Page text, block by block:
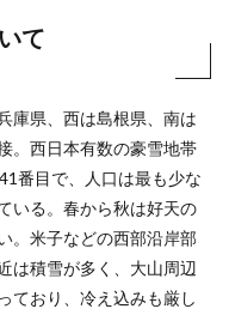
て
庫県、西は島根県、南は
。西日本有数の豪雪地帯
番目で、人口は最も少な
いる。春から秋は好天の
。米子などの西部沿岸部
は積雪が多く、大山周辺
ており、冷え込みも厳し